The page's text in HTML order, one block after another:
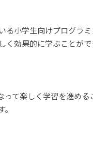
小学生向けプログラミ
効果的に学ぶことがで
て楽しく学習を進める